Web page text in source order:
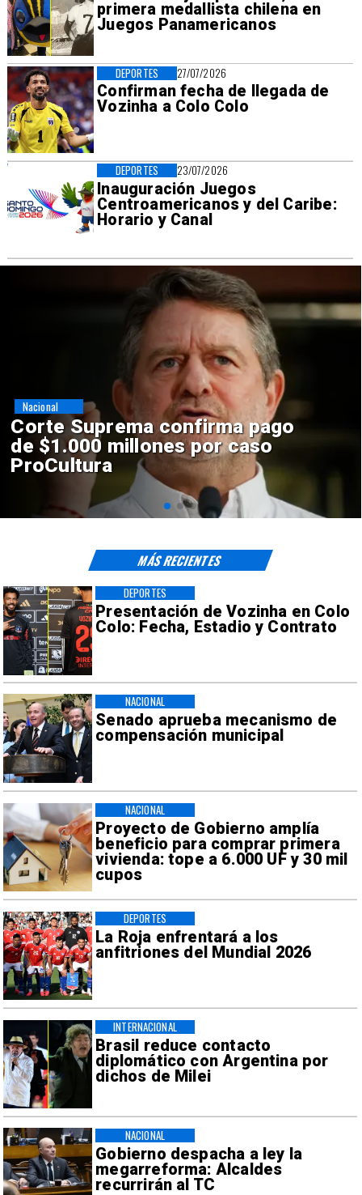
primera medallista chilena en
Juegos Panamericanos
27/07/2026
Confirman fecha de llegada de
Vozinha a Colo Colo
DEPORTES
23/07/2026
Inauguración Juegos
Centroamericanos y del Caribe:
Horario y Canal
DEPORTES
Codelco suspende
construcción de Andes Norte
en El Teniente por riesgos
sísmicos
Nacional
Presentación de Vozinha en Colo
Colo: Fecha, Estadio y Contrato
DEPORTES
Senado aprueba mecanismo de
compensación municipal
NACIONAL
Proyecto de Gobierno amplía
beneficio para comprar primera
vivienda: tope a 6.000 UF y 30 mil
cupos
NACIONAL
La Roja enfrentará a los
anfitriones del Mundial 2026
DEPORTES
Brasil reduce contacto
diplomático con Argentina por
dichos de Milei
INTERNACIONAL
Gobierno despacha a ley la
megarreforma: Alcaldes
recurrirán al TC
NACIONAL
MÁS RECIENTES